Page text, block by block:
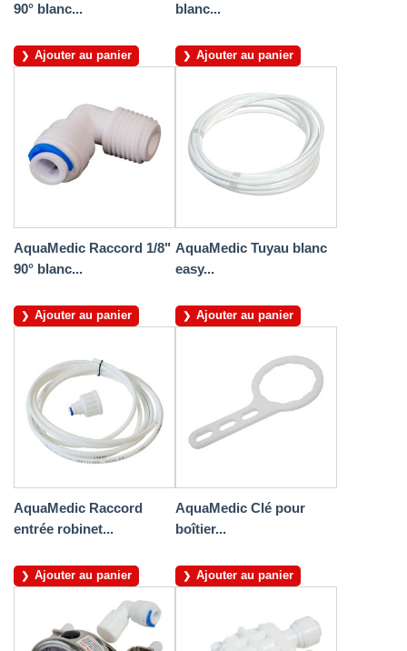
90° blanc...
Ajouter au panier
blanc...
Ajouter au panier
AquaMedic Raccord 1/8"
90° blanc...
Ajouter au panier
AquaMedic Tuyau blanc
easy...
Ajouter au panier
AquaMedic Raccord
entrée robinet...
Ajouter au panier
AquaMedic Clé pour
boîtier...
Ajouter au panier